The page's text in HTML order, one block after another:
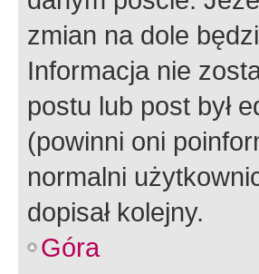
zmian na dole
Informacja nie
postu lub post był
(powinni oni
normalni
dopisał kolejny.
Góra